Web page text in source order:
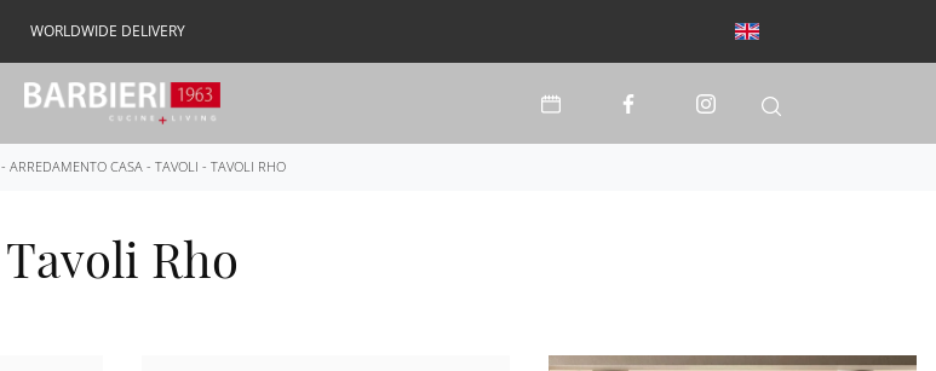
WORLDWIDE DELIVERY
- ARREDAMENTO CASA - TAVOLI - TAVOLI RHO
Tavoli Rho